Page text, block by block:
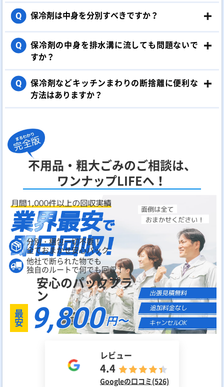
Q 保冷剤は中身を分別すべきですか？
Q
保冷剤の中身を排水溝に流しても問題ないで
すか？
Q
保冷剤などキッチンまわりの断捨離に便利な
方法はありますか？
不用品・粗大ごみのご相談は、
ワンナップLIFEへ！
分別・梱包一切不要！
全ておまかせ安心パック
他社で断られた物でも
独自のルートで何でも回収！
安心のパックプラ
ン
最
安 9,800円〜
レビュー
4.4
Googleの口コミ(526)